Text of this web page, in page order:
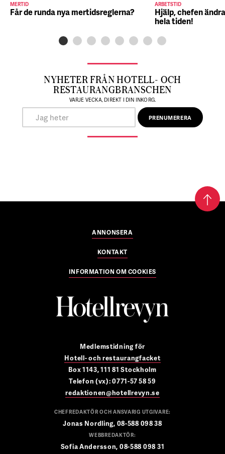
MERTID
Får de runda nya mertidsreglerna?
ARBETSTID
Hjälp, chefen
hela tiden!
NYHETER FRÅN HOTELL- OCH
RESTAURANGBRANSCHEN
VARJE VECKA, DIREKT I DIN INKORG.
ANNONSERA
KONTAKT
INFORMATION OM COOKIES
Medlemstidning för
Hotell- och restaurangfacket
Box 1143, 111 81 Stockholm
Telefon (vx): 0771-57 58 59
redaktionen@hotellrevyn.se
CHEFREDAKTÖR OCH ANSVARIG UTGIVARE:
Jonas Nordling, 08-588 098 38
WEBBREDAKTÖR:
Sofia Andersson, 08-588 098 31